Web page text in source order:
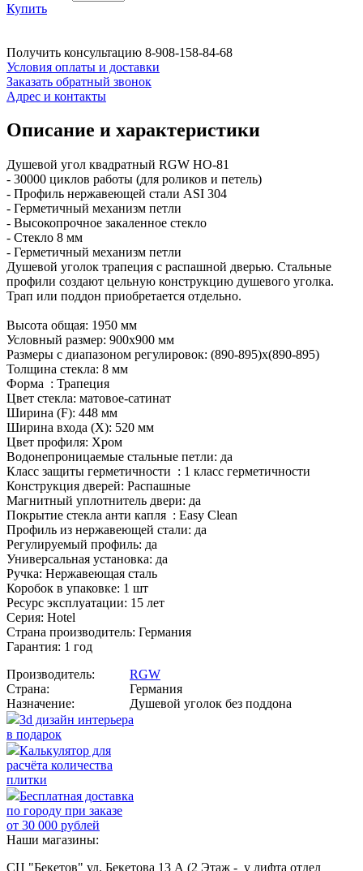
Купить
Получить консультацию 8-908-158-84-68
Условия оплаты и доставки
Заказать обратный звонок
Адрес и контакты
Описание и характеристики
Душевой угол квадратный RGW HO-81
- 30000 циклов работы (для роликов и петель)
- Профиль нержавеющей стали ASI 304
- Герметичный механизм петли
- Высокопрочное закаленное стекло
- Стекло 8 мм
- Герметичный механизм петли
Душевой уголок трапеция с распашной дверью. Стальные
профили создают цельную конструкцию душевого уголка.
Трап или поддон приобретается отдельно.
Высота общая: 1950 мм
Условный размер: 900x900 мм
Размеры с диапазоном регулировок: (890-895)x(890-895)
Толщина стекла: 8 мм
Форма : Трапеция
Цвет стекла: матовое-сатинат
Ширина (F): 448 мм
Ширина входа (Х): 520 мм
Цвет профиля: Хром
Водонепроницаемые стальные петли: да
Класс защиты герметичности : 1 класс герметичности
Конструкция дверей: Распашные
Магнитный уплотнитель двери: да
Покрытие стекла анти капля : Easy Clean
Профиль из нержавеющей стали: да
Регулируемый профиль: да
Универсальная установка: да
Ручка: Нержавеющая сталь
Коробок в упаковке: 1 шт
Ресурс эксплуатации: 15 лет
Серия: Hotel
Страна производитель: Германия
Гарантия: 1 год
Производитель:
RGW
Страна:
Германия
Назначение:
Душевой уголок без поддона
3d дизайн интерьера
в подарок
Калькулятор для
расчёта количества
плитки
Бесплатная доставка
по городу при заказе
от 30 000 рублей
Наши магазины:
СЦ "Бекетов" ул. Бекетова 13 А (2 Этаж - у лифта отдел